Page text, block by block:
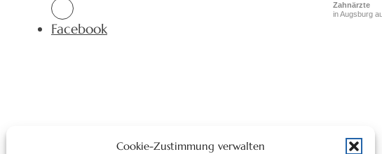
Cookie-Zustimmung verwalten
Facebook
Zahnärzte
in Augsburg